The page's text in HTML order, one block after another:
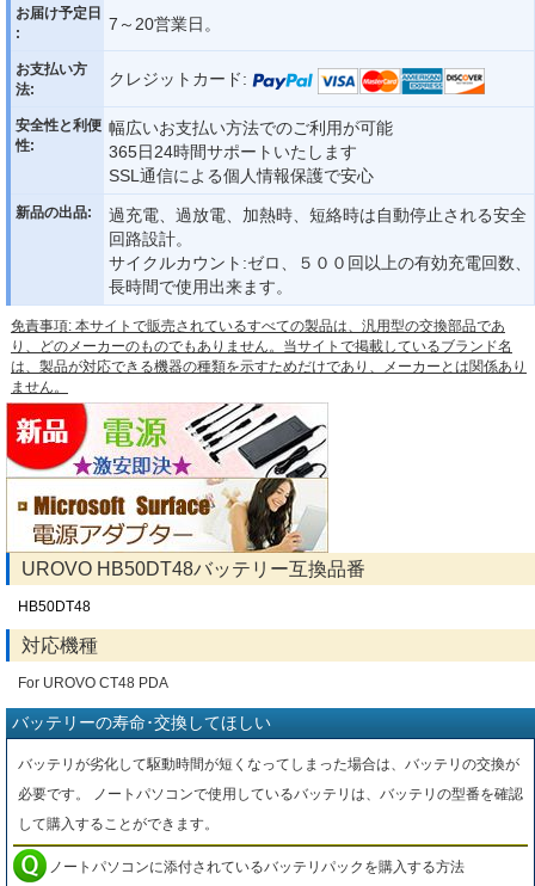
お届け予定日
:
7～20営業日。
お支払い方
法:
クレジットカード:
安全性と利便
性:
幅広いお支払い方法でのご利用が可能
365日24時間サポートいたします
SSL通信による個人情報保護で安心
新品の出品:
過充電、過放電、加熱時、短絡時は自動停止される安全
回路設計。
サイクルカウント:ゼロ、５００回以上の有効充電回数、
長時間で使用出来ます。
免責事項: 本サイトで販売されているすべての製品は、汎用型の交換部品であ
り、どのメーカーのものでもありません。当サイトで掲載しているブランド名
は、製品が対応できる機器の種類を示すためだけであり、メーカーとは関係あり
ません。
UROVO HB50DT48バッテリー互換品番
HB50DT48
対応機種
For UROVO CT48 PDA
バッテリーの寿命･交換してほしい
バッテリが劣化して駆動時間が短くなってしまった場合は、バッテリの交換が
必要です。 ノートパソコンで使用しているバッテリは、バッテリの型番を確認
して購入することができます。
ノートパソコンに添付されているバッテリパックを購入する方法